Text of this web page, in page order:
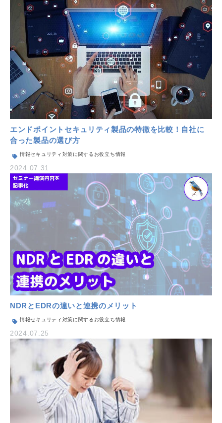
エンドポイントセキュリティ製品の特徴を比較！自社に
合った製品の選び方
情報セキュリティ対策に関するお役立ち情報
2024.07.31
NDRとEDRの違いと連携のメリット
情報セキュリティ対策に関するお役立ち情報
2024.07.25